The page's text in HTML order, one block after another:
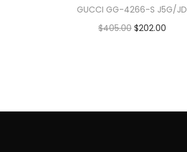
GUCCI GG-4266-S J5G/JD
$405.00 $202.00